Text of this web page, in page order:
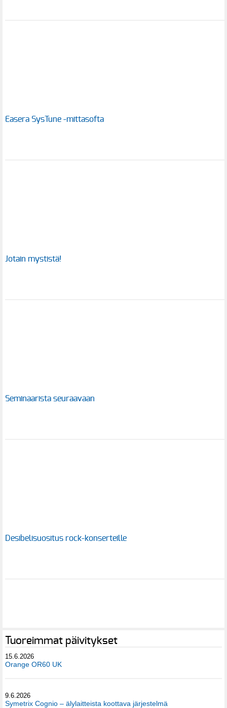
Easera SysTune -mittasofta
Jotain mystistä!
Seminaarista seuraavaan
Desibelisuositus rock-konserteille
Tuoreimmat päivitykset
15.6.2026
Orange OR60 UK
9.6.2026
Symetrix Cognio – älylaitteista koottava järjestelmä